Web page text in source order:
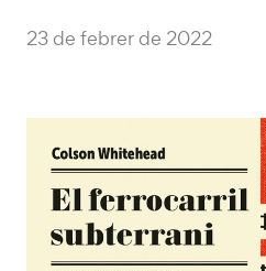
23 de febrer de 2022